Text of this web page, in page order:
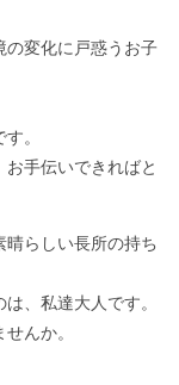
変化に戸惑うお子
。
手伝いできればと
らしい長所の持ち
、私達大人です。
んか。